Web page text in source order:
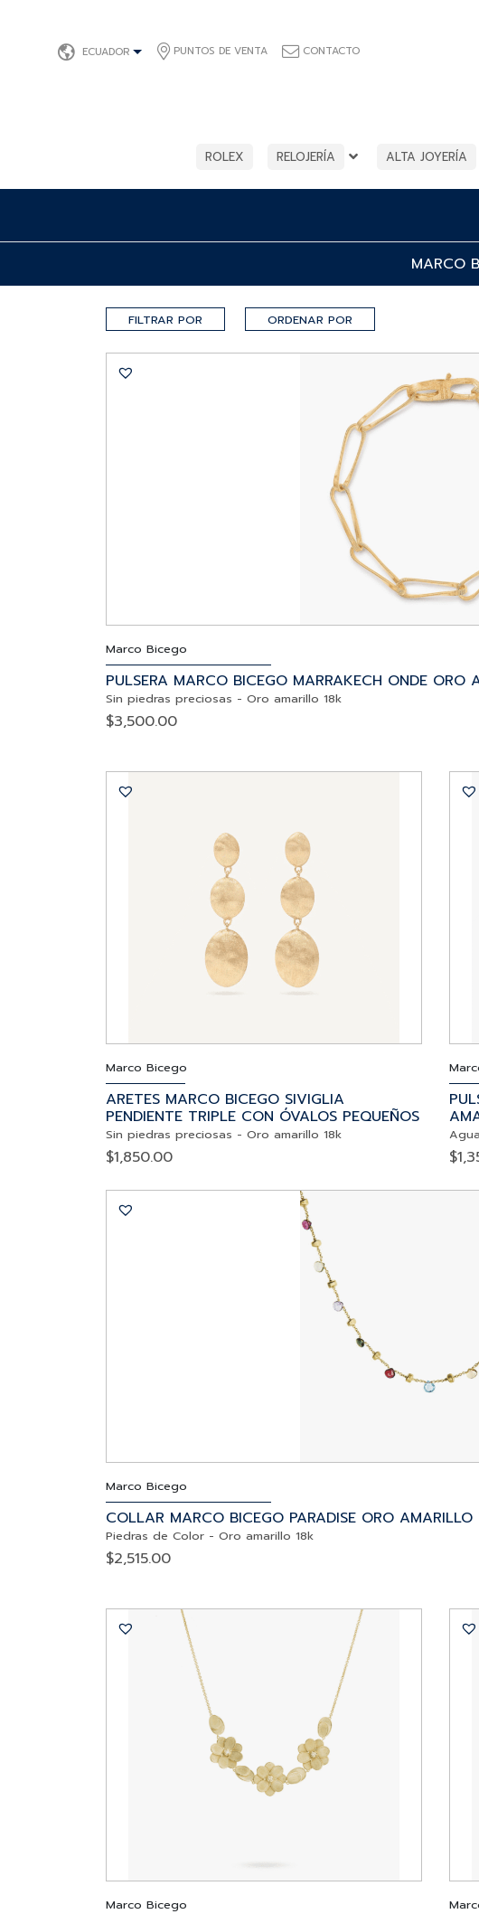
ECUADOR PUNTOS DE VENTA CONTACTO
ROLEX RELOJERÍA ALTA JOYERÍA
MARCO
FILTRAR POR ORDENAR POR
Marco Bicego
PULSERA MARCO BICEGO MARRAKECH ONDE ORO
Sin piedras preciosas - Oro amarillo 18k
$3,500.00
Marco Bicego
ARETES MARCO BICEGO SIVIGLIA
PENDIENTE TRIPLE CON ÓVALOS PEQUEÑOS
Sin piedras preciosas - Oro amarillo 18k
$1,850.00 $
Marco Bicego
COLLAR MARCO BICEGO PARADISE ORO AMARILLO
Piedras de Color - Oro amarillo 18k
$2,515.00
Marco Bicego